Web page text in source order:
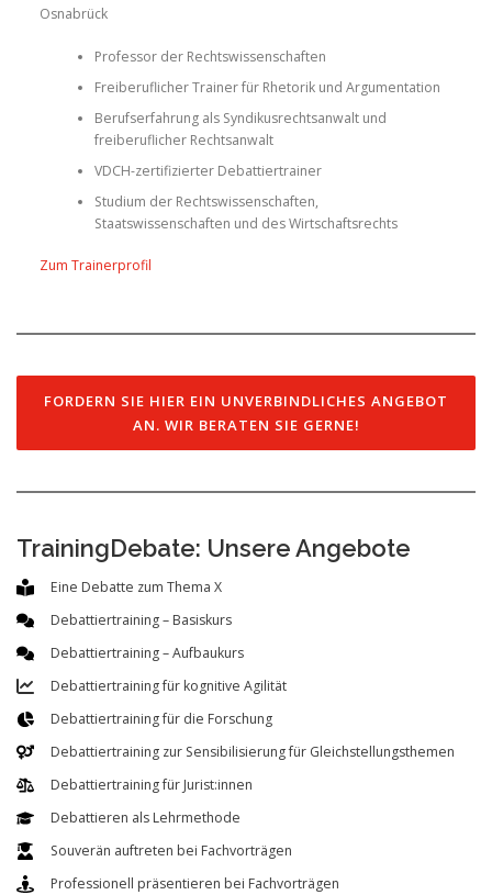
Osnabrück
Professor der Rechtswissenschaften
Freiberuflicher Trainer für Rhetorik und Argumentation
Berufserfahrung als Syndikusrechtsanwalt und
freiberuflicher Rechtsanwalt
VDCH-zertifizierter Debattiertrainer
Studium der Rechtswissenschaften,
Staatswissenschaften und des Wirtschaftsrechts
Zum Trainerprofil
FORDERN SIE HIER EIN UNVERBINDLICHES ANGEBOT
AN. WIR BERATEN SIE GERNE!
TrainingDebate: Unsere Angebote
Eine Debatte zum Thema X
Debattiertraining – Basiskurs
Debattiertraining – Aufbaukurs
Debattiertraining für kognitive Agilität
Debattiertraining für die Forschung
Debattiertraining zur Sensibilisierung für Gleichstellungsthemen
Debattiertraining für Jurist:innen
Debattieren als Lehrmethode
Souverän auftreten bei Fachvorträgen
Professionell präsentieren bei Fachvorträgen